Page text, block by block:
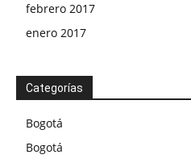
febrero 2017
enero 2017
Categorías
Bogotá
Bogotá